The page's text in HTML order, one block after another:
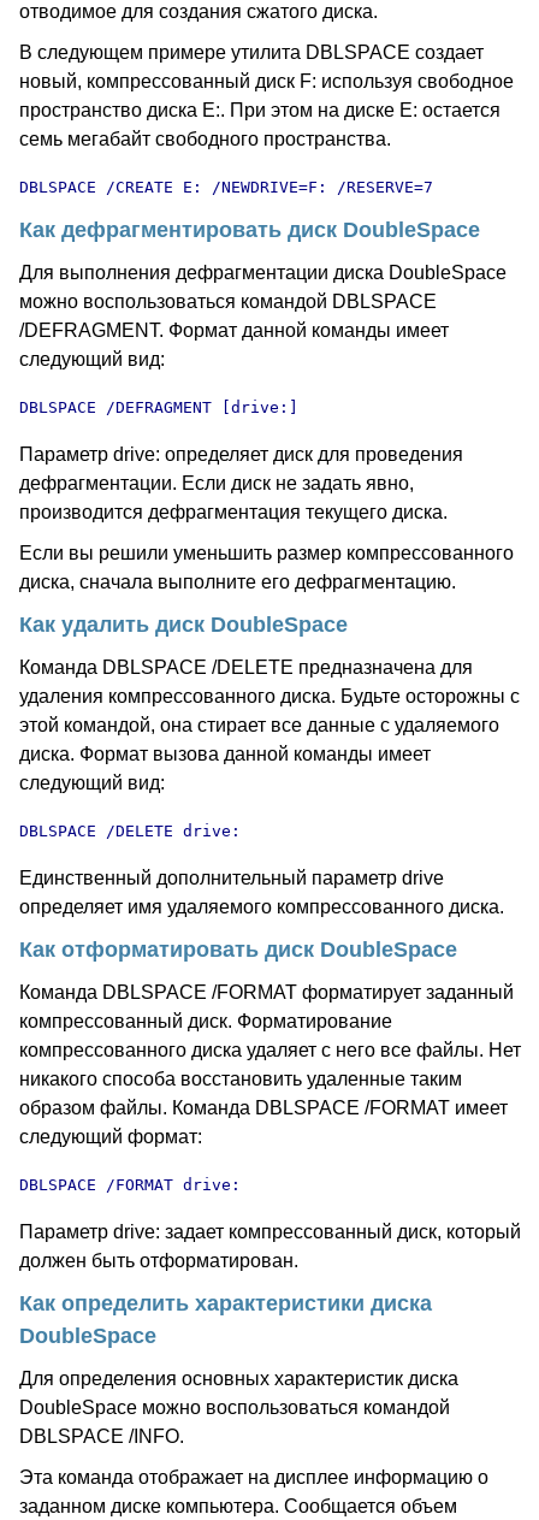
отводимое для создания сжатого диска.
В следующем примере утилита DBLSPACE создает
новый, компрессованный диск F: используя свободное
пространство диска E:. При этом на диске E: остается
семь мегабайт свободного пространства.
DBLSPACE /CREATE E: /NEWDRIVE=F: /RESERVE=7
Как дефрагментировать диск DoubleSpace
Для выполнения дефрагментации диска DoubleSpace
можно воспользоваться командой DBLSPACE
/DEFRAGMENT. Формат данной команды имеет
следующий вид:
DBLSPACE /DEFRAGMENT [drive:]
Параметр drive: определяет диск для проведения
дефрагментации. Если диск не задать явно,
производится дефрагментация текущего диска.
Если вы решили уменьшить размер компрессованного
диска, сначала выполните его дефрагментацию.
Как удалить диск DoubleSpace
Команда DBLSPACE /DELETE предназначена для
удаления компрессованного диска. Будьте осторожны с
этой командой, она стирает все данные с удаляемого
диска. Формат вызова данной команды имеет
следующий вид:
DBLSPACE /DELETE drive:
Единственный дополнительный параметр drive
определяет имя удаляемого компрессованного диска.
Как отформатировать диск DoubleSpace
Команда DBLSPACE /FORMAT форматирует заданный
компрессованный диск. Форматирование
компрессованного диска удаляет с него все файлы. Нет
никакого способа восстановить удаленные таким
образом файлы. Команда DBLSPACE /FORMAT имеет
следующий формат:
DBLSPACE /FORMAT drive:
Параметр drive: задает компрессованный диск, который
должен быть отформатирован.
Как определить характеристики диска
DoubleSpace
Для определения основных характеристик диска
DoubleSpace можно воспользоваться командой
DBLSPACE /INFO.
Эта команда отображает на дисплее информацию о
заданном диске компьютера. Сообщается объем